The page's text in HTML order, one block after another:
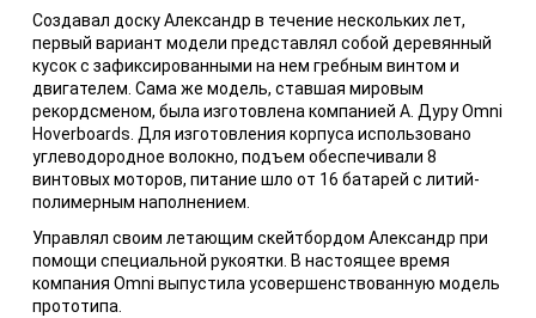
Создавал доску Александр в течение нескольких лет,
первый вариант модели представлял собой деревянный
кусок с зафиксированными на нем гребным винтом и
двигателем. Сама же модель, ставшая мировым
рекордсменом, была изготовлена компанией А. Дуру Omni
Hoverboards. Для изготовления корпуса использовано
углеводородное волокно, подъем обеспечивали 8
винтовых моторов, питание шло от 16 батарей с литий-
полимерным наполнением.
Управлял своим летающим скейтбордом Александр при
помощи специальной рукоятки. В настоящее время
компания Omni выпустила усовершенствованную модель
прототипа.